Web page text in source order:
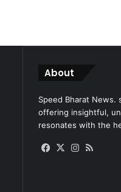
About
Speed Bharat News.
offering insightful,
resonates with the
Facebook
X Instagram